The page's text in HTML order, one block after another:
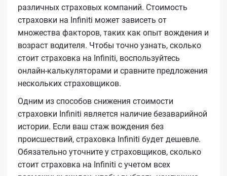
различных страховых компаний. Стоимость
страховки на Infiniti может зависеть от
множества факторов, таких как опыт вождения и
возраст водителя. Чтобы точно узнать, сколько
стоит страховка на Infiniti, воспользуйтесь
онлайн-калькуляторами и сравните предложения
нескольких страховщиков.
Одним из способов снижения стоимости
страховки Infiniti является наличие безаварийной
истории. Если ваш стаж вождения без
происшествий, страховка Infiniti будет дешевле.
Обязательно уточните у страховщиков, сколько
стоит страховка на Infiniti с учетом всех